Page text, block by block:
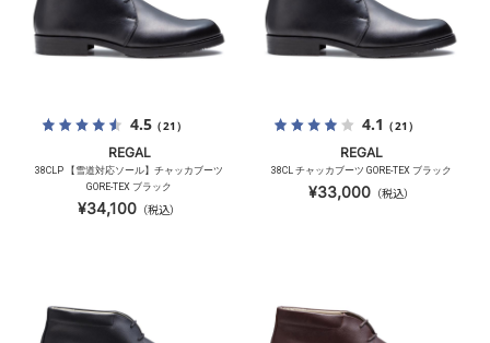
4.5（21）
REGAL
38CLP 【雪道対応ソール】チャッカブーツ
GORE-TEX ブラック
¥34,100 （税込）
4.1 （21）
REGAL
38CL チャッカブーツ GORE-TEX ブラック
¥33,000（税込）